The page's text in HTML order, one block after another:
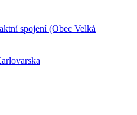
spojení (Obec Velká